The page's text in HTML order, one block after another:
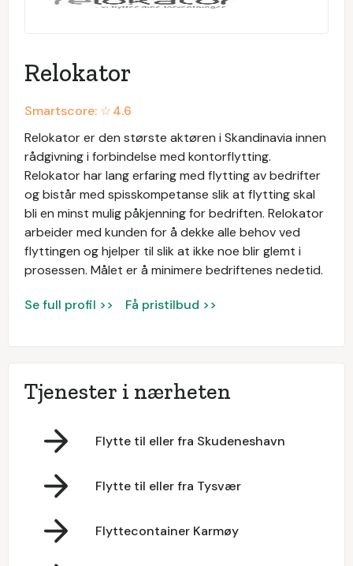
Relokator
Smartscore: ☆4.6
Relokator er den største aktøren i Skandinavia innen
rådgivning i forbindelse med kontorflytting.
Relokator har lang erfaring med flytting av bedrifter
og bistår med spisskompetanse slik at flytting skal
bli en minst mulig påkjenning for bedriften. Relokator
arbeider med kunden for å dekke alle behov ved
flyttingen og hjelper til slik at ikke noe blir glemt i
prosessen. Målet er å minimere bedriftenes nedetid.
Se full profil >> Få pristilbud >>
Tjenester i nærheten
Flytte til eller fra Skudeneshavn
Flytte til eller fra Tysvær
Flyttecontainer Karmøy